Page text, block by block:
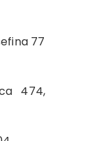
77
474,